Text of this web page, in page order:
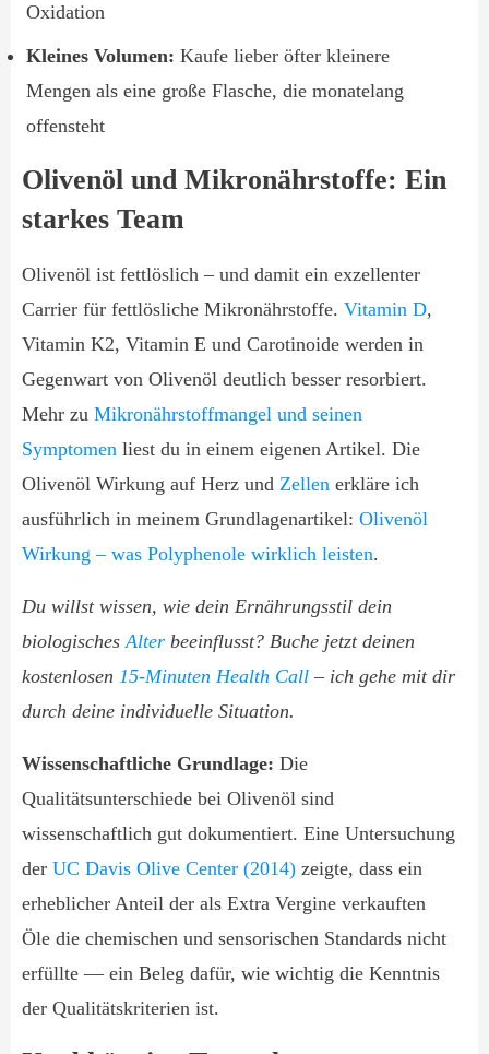
Oxidation
Kleines Volumen: Kaufe lieber öfter kleinere
Mengen als eine große Flasche, die monatelang
offensteht
Olivenöl und Mikronährstoffe: Ein
starkes Team
Olivenöl ist fettlöslich – und damit ein exzellenter
Carrier für fettlösliche Mikronährstoffe. Vitamin D,
Vitamin K2, Vitamin E und Carotinoide werden in
Gegenwart von Olivenöl deutlich besser resorbiert.
Mehr zu Mikronährstoffmangel und seinen
Symptomen liest du in einem eigenen Artikel. Die
Olivenöl Wirkung auf Herz und Zellen erkläre ich
ausführlich in meinem Grundlagenartikel: Olivenöl
Wirkung – was Polyphenole wirklich leisten.
Du willst wissen, wie dein Ernährungsstil dein
biologischesAlter beeinflusst? Buche jetzt deinen
kostenlosen 15-Minuten Health Call – ich gehe mit dir
durch deine individuelle Situation.
Wissenschaftliche Grundlage: Die
Qualitätsunterschiede bei Olivenöl sind
wissenschaftlich gut dokumentiert. Eine Untersuchung
der UC Davis Olive Center (2014) zeigte, dass ein
erheblicher Anteil der als Extra Vergine verkauften
Öle die chemischen und sensorischen Standards nicht
erfüllte — ein Beleg dafür, wie wichtig die Kenntnis
der Qualitätskriterien ist.